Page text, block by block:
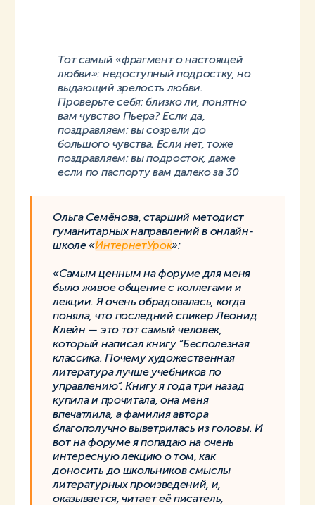
Тот самый «фрагмент о настоящей
любви»: недоступный подростку, но
выдающий зрелость любви.
Проверьте себя: близко ли, понятно
вам чувство Пьера? Если да,
поздравляем: вы созрели до
большого чувства. Если нет, тоже
поздравляем: вы подросток, даже
если по паспорту вам далеко за 30
Ольга Семёнова, старший методист
гуманитарных направлений в онлайн-
школе «ИнтернетУрок»:
«Самым ценным на форуме для меня
было живое общение с коллегами и
лекции. Я очень обрадовалась, когда
поняла, что последний спикер Леонид
Клейн — это тот самый человек,
который написал книгу “Бесполезная
классика. Почему художественная
литература лучше учебников по
управлению”. Книгу я года три назад
купила и прочитала, она меня
впечатлила, а фамилия автора
благополучно выветрилась из головы. И
вот на форуме я попадаю на очень
интересную лекцию о том, как
доносить до школьников смыслы
литературных произведений, и,
оказывается, читает её писатель,